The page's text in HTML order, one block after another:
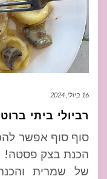
16 ביולי, 2024
רביולי ביתי
סוף סוף אפשר
הכנת בצק
של שמרית